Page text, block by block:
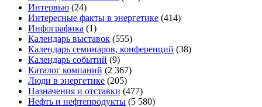
Интервью (24)
Интересные факты в энергетике (414)
Инфографика (1)
Календарь выставок (555)
Календарь семинаров, конференций (38)
Календарь событий (9)
Каталог компаний (2 367)
Люди в энергетике (205)
Назначения и отставки (477)
Нефть и нефтепродукты (5 580)